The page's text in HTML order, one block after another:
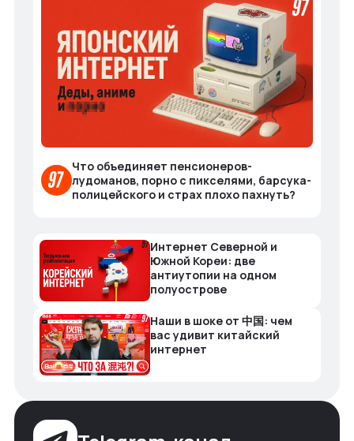
Что объединяет пенсионеров-
лудоманов, порно с пикселями, барсука-
полицейского и страх плохо пахнуть?
Интернет Северной и
Южной Кореи: две
антиутопии на одном
полуострове
Наши в шоке от 中国: чем
вас удивит китайский
интернет